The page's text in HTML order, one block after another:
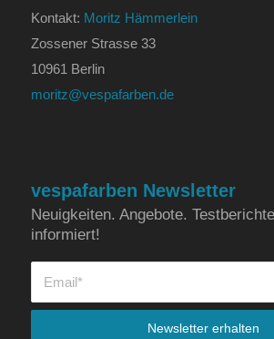
Kontakt: Moritz Hämmerlein
Zossener Strasse 33
10961 Berlin
moritz@vespafarben.de
vespafarben Newsletter
Neuigkeiten. Angebote.
informiert!